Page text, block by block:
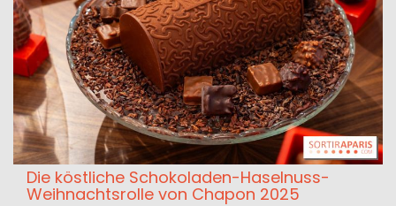
Die köstliche Schokoladen-Haselnuss-
Weihnachtsrolle von Chapon 2025